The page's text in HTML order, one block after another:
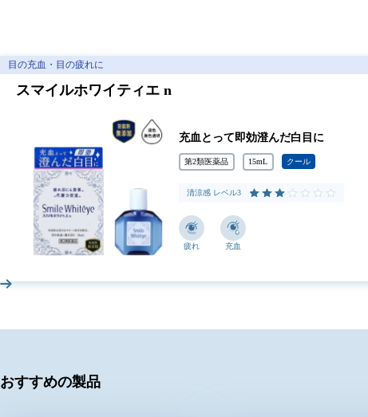
目の充血・目の疲れに
スマイルホワイティエ n
充血とって即効澄んだ白目に
第2類医薬品 15mL クール
清涼感 レベル3
疲れ 充血
スマイルホワイティエ n
おすすめの製品